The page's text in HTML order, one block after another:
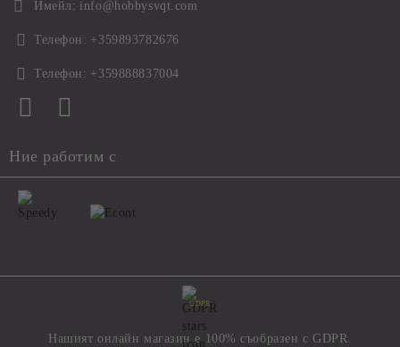
Имейл: info@hobbysvqt.com
Телефон: +359893782676
Телефон: +359888837004
Ние работим с
GDPR
Нашият онлайн магазин е 100% съобразен с GDPR.